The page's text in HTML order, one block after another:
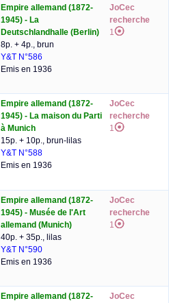
Empire allemand (1872-
1945) - La
Deutschlandhalle (Berlin)
8p. + 4p., brun
Y&T N°586
Emis en 1936
JoCec
recherche
1
Empire allemand (1872-
1945) - La maison du Parti
à Munich
15p. + 10p., brun-lilas
Y&T N°588
Emis en 1936
JoCec
recherche
1
Empire allemand (1872-
1945) - Musée de l'Art
allemand (Munich)
40p. + 35p., lilas
Y&T N°590
Emis en 1936
JoCec
recherche
1
Empire allemand (1872-
JoCec